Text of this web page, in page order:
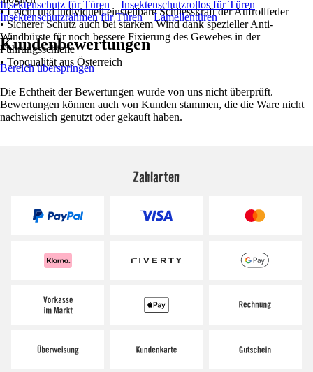
• Leicht und individuell einstellbare Schliesskraft der Aufrollfeder
• Sicherer Schutz auch bei starkem Wind dank spezieller Anti-
Windbürste für noch bessere Fixierung des Gewebes in der
Führungsschiene
• Topqualität aus Österreich
Insektenschutz für Türen
Insektenschutzrollos für Türen
Insektenschutzrahmen für Türen
Lamellentüren
Kundenbewertungen
Bereich überspringen
Die Echtheit der Bewertungen wurde von uns nicht überprüft.
Bewertungen können auch von Kunden stammen, die die Ware nicht
nachweislich genutzt oder gekauft haben.
Zahlarten